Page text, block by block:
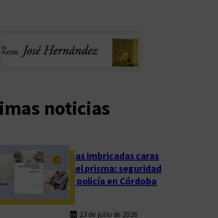
noticias
Las imbricadas caras
del prisma: seguridad
y policía en Córdoba
23 de julio de 2026